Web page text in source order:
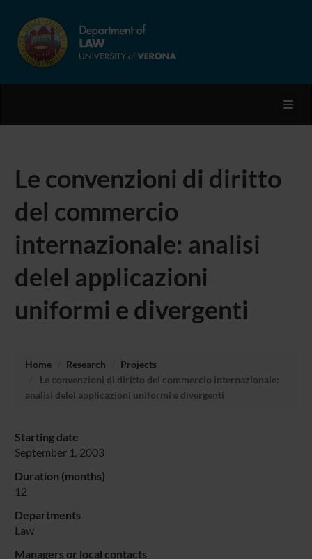
Le convenzioni di diritto
del commercio
internazionale: analisi
delel applicazioni
uniformi e divergenti
Home Research
Projects
Le convenzioni di diritto del commercio internazionale:
analisi delel applicazioni uniformi e divergenti
Starting date
September 1, 2003
Duration (months)
12
Departments
Law
Managers or local contacts